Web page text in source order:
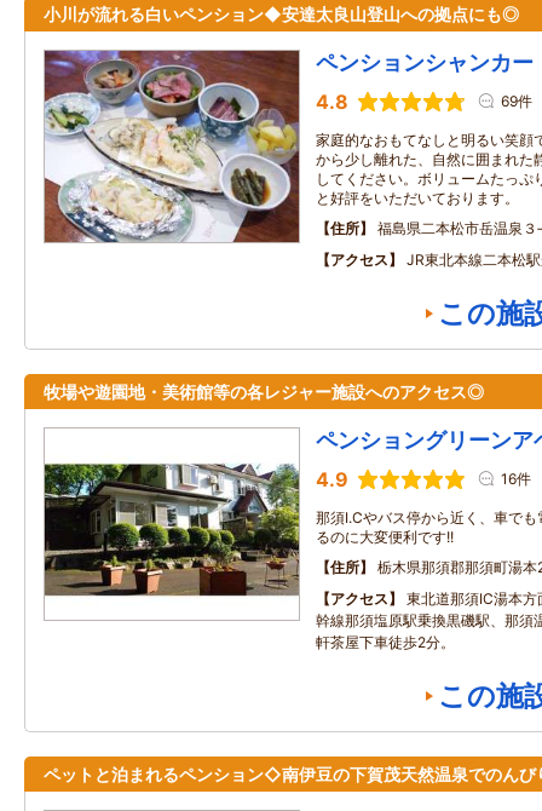
小川が流れる白いペンション◆安達太良山登山への拠点にも◎
ペンションシャンカー
4.8 69件
家庭的なおもてなしと明るい笑顔
から少し離れた、自然に囲まれた
してください。ボリュームたっぷ
と好評をいただいております。
住所
福島県二本松市岳温泉３
アクセス
JR東北本線二本松
この施
牧場や遊園地・美術館等の各レジャー施設へのアクセス◎
ペンショングリーンア
4.9 16件
那須I.Cやバス停から近く、車で
るのに大変便利です!!
住所
栃木県那須郡那須町湯
アクセス
東北道那須IC湯本
幹線那須塩原駅乗換黒磯駅、那須
軒茶屋下車徒歩2分。
この施
ペットと泊まれるペンション◇南伊豆の下賀茂天然温泉でのんび